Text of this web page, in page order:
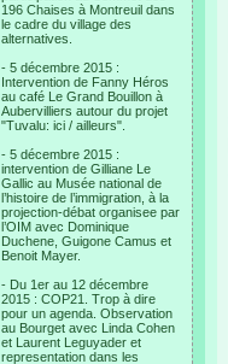
196 Chaises à Montreuil dans
le cadre du village des
alternatives.
- 5 décembre 2015 :
Intervention de Fanny Héros
au café Le Grand Bouillon à
Aubervilliers autour du projet
"Tuvalu: ici / ailleurs".
- 5 décembre 2015 :
intervention de Gilliane Le
Gallic au Musée national de
l’histoire de l’immigration, à la
projection-débat organisee par
l’OIM avec Dominique
Duchene, Guigone Camus et
Benoit Mayer.
- Du 1er au 12 décembre
2015 : COP21. Trop à dire
pour un agenda. Observation
au Bourget avec Linda Cohen
et Laurent Leguyader et
representation dans les